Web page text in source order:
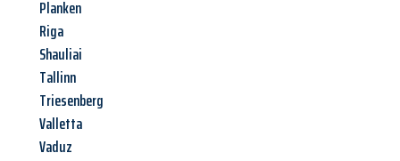
Planken
Riga
Shauliai
Tallinn
Triesenberg
Valletta
Vaduz